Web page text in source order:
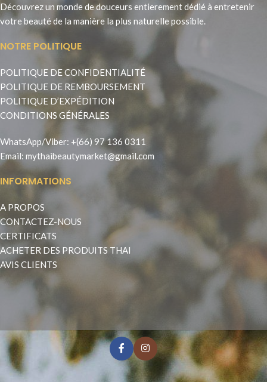
Découvrez un monde de douceurs entierement dédié à entretenir
votre beauté de la manière la plus naturelle possible.
NOTRE POLITIQUE
POLITIQUE DE CONFIDENTIALITÉ
POLITIQUE DE REMBOURSEMENT
POLITIQUE D’EXPÉDITION
CONDITIONS GÉNÉRALES
WhatsApp/Viber: +(66) 97 136 0311
Email: mythaibeautymarket@gmail.com
INFORMATIONS
A PROPOS
CONTACTEZ-NOUS
CERTIFICATS
ACHETER DES PRODUITS THAI
AVIS CLIENTS